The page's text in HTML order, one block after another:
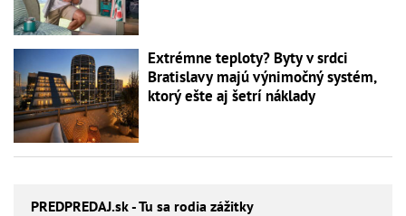
Extrémne teploty? Byty v srdci
Bratislavy majú výnimočný systém,
ktorý ešte aj šetrí náklady
PREDPREDAJ.sk - Tu sa rodia zážitky